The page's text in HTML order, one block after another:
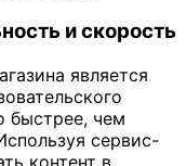
и скорость
является
быстрее, чем
сервис-
контент в